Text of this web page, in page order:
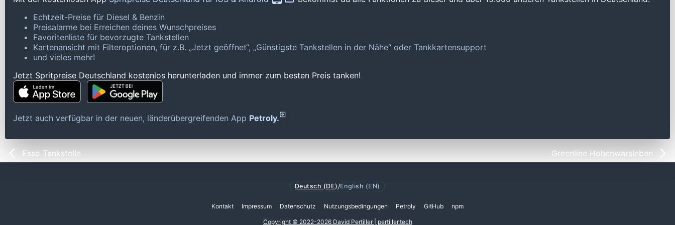
Echtzeit-Preise für Diesel & Benzin
Preisalarme bei Erreichen deines Wunschpreises
Favoritenliste für bevorzugte Tankstellen
Kartenansicht mit Filteroptionen, für z.B. „Jetzt geöffnet“, „Günstigste Tankstellen in der Nähe“ oder Tankkartensupport
und vieles mehr!
Jetzt Spritpreise Deutschland kostenlos herunterladen und immer zum besten Preis tanken!
Jetzt auch verfügbar in der neuen, länderübergreifenden App Petroly.
Esso Tankstelle Greenline Hohenwarsleben
Deutsch (DE) /English (EN)
Kontakt Impressum Datenschutz Nutzungsbedingungen Petroly GitHub npm
Copyright © 2022-2026 David Pertiller | pertiller.tech